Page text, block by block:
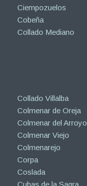
Ciempozuelos
Cobeña
Collado Mediano
Collado Villalba
Colmenar de Oreja
Colmenar del Arroyo
Colmenar Viejo
Colmenarejo
Corpa
Coslada